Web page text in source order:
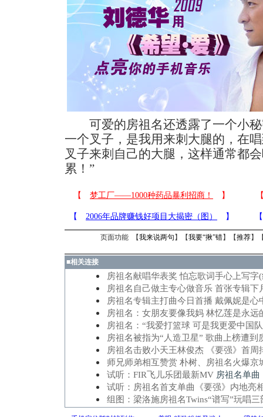
可爱的房祖名还透露了一个小秘
一个叉子，是我用来刺大腿的，在
叉子来刺自己的大腿，这样通常都
累！”
页面功能 【我来说两句 】【我要“揪”错】【推荐】
■相关连接
房祖名献唱华表奖 怕忘歌词手心上写字
房祖名自己做主专心做音乐 首张专辑下
房祖名专辑主打曲今日首播 戴佩妮是心
房祖名：女朋友要像我妈 林忆莲是永远
房祖名：“我爱打篮球 可是我更爱中国
房祖名被指为“人造卫星” 歌曲上榜遭到
房祖名击败小天王林俊杰 《要强》首周
师兄师弟相互赞赏 朴树、房祖名火爆京
试听：FIR飞儿乐团最新MV 房祖名单曲
试听：房祖名首支单曲《要强》内地亮
组图：梁洛施房祖名Twins“谱写”玩唱三